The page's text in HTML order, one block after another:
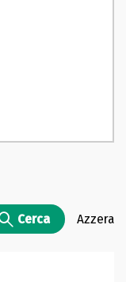
Cerca Azzera